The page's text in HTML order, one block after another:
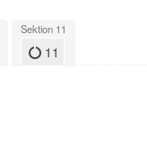
Sektion 11
11